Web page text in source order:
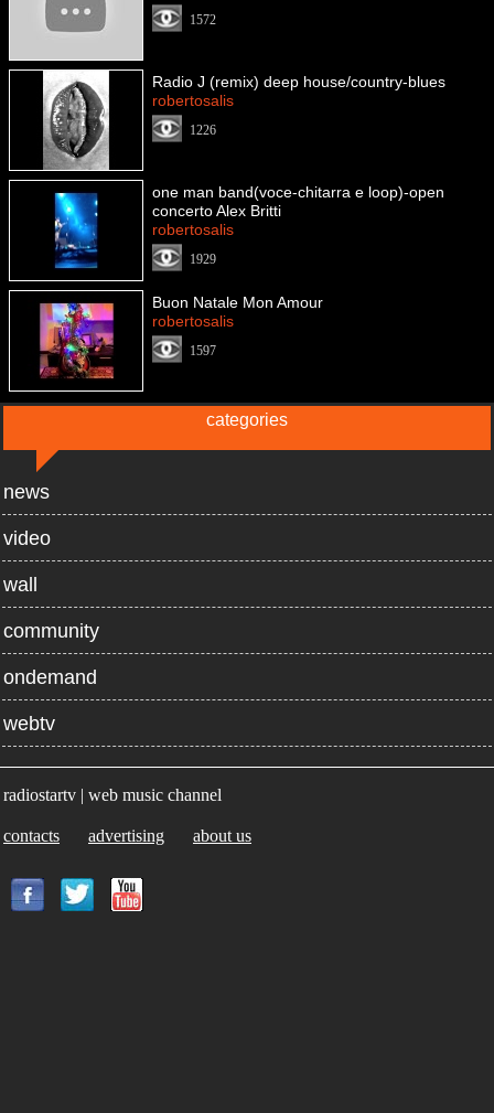
1572
Radio J (remix) deep house/country-blues
robertosalis
1226
one man band(voce-chitarra e loop)-open
concerto Alex Britti
robertosalis
1929
Buon Natale Mon Amour
robertosalis
1597
categories
news
video
wall
community
ondemand
webtv
radiostartv | web music channel
contacts advertising about us